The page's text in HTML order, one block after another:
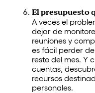
El presupuesto
A veces el
dejar de
reuniones y
es fácil perder
resto del mes. Y
cuentas,
recursos
personales.